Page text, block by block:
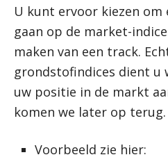
U kunt ervoor kiezen om
gaan op de market-
maken van een track.
grondstofindices dient u
uw positie in de markt
komen we later op terug.
Voorbeeld zie hier: